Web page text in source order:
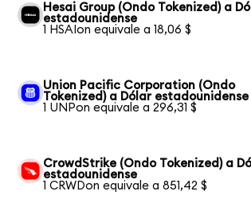
Hesai Group (Ondo Tokenized) a
estadounidense
1 HSAIon equivale a 18,06 $
Union Pacific Corporation (Ondo
Tokenized) a Dólar estadounidense
1 UNPon equivale a 296,31 $
CrowdStrike (Ondo Tokenized) a
estadounidense
1 CRWDon equivale a 851,42 $